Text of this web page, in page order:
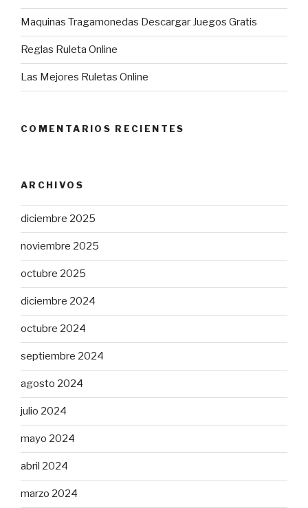
Maquinas Tragamonedas Descargar Juegos Gratis
Reglas Ruleta Online
Las Mejores Ruletas Online
COMENTARIOS RECIENTES
ARCHIVOS
diciembre 2025
noviembre 2025
octubre 2025
diciembre 2024
octubre 2024
septiembre 2024
agosto 2024
julio 2024
mayo 2024
abril 2024
marzo 2024